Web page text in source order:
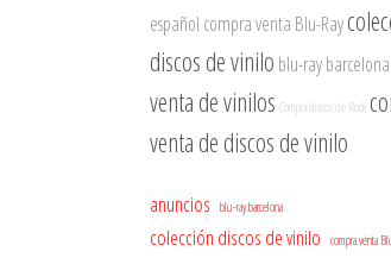
español compra venta Blu-Ray
discos de vinilo blu-ray barcelona
venta de vinilos Compra discos de Rock
venta de discos de vinilo
anuncios blu-ray barcelona
colección discos de vinilo
compra venta